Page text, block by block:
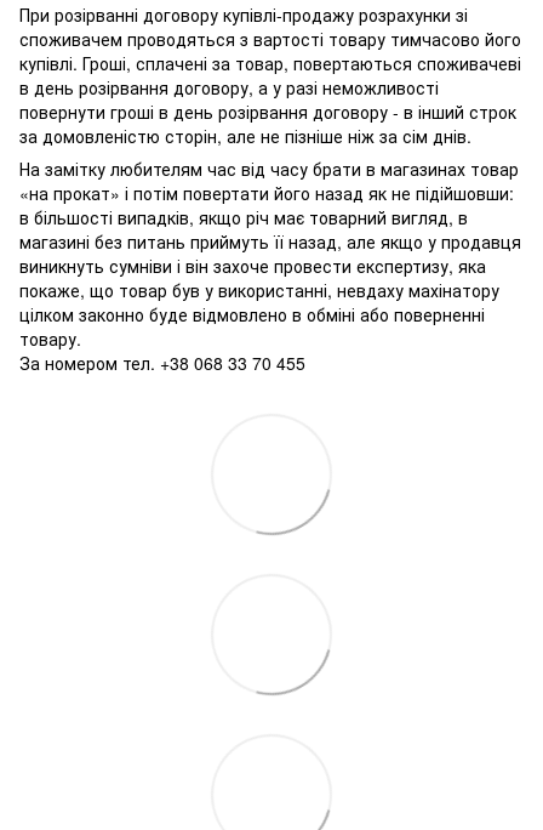
При розірванні договору купівлі-продажу розрахунки зі
споживачем проводяться з вартості товару тимчасово його
купівлі. Гроші, сплачені за товар, повертаються споживачеві
в день розірвання договору, а у разі неможливості
повернути гроші в день розірвання договору - в інший строк
за домовленістю сторін, але не пізніше ніж за сім днів.
На замітку любителям час від часу брати в магазинах товар
«на прокат» і потім повертати його назад як не підійшовши:
в більшості випадків, якщо річ має товарний вигляд, в
магазині без питань приймуть її назад, але якщо у продавця
виникнуть сумніви і він захоче провести експертизу, яка
покаже, що товар був у використанні, невдаху махінатору
цілком законно буде відмовлено в обміні або поверненні
товару.
За номером тел. +38 068 33 70 455